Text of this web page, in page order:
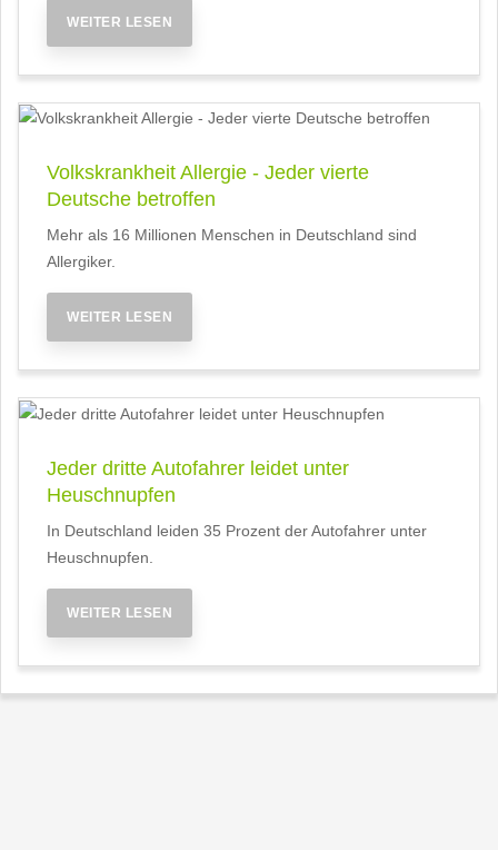
WEITER LESEN
Volkskrankheit Allergie - Jeder vierte
Deutsche betroffen
Mehr als 16 Millionen Menschen in Deutschland sind
Allergiker.
WEITER LESEN
Jeder dritte Autofahrer leidet unter
Heuschnupfen
In Deutschland leiden 35 Prozent der Autofahrer unter
Heuschnupfen.
WEITER LESEN